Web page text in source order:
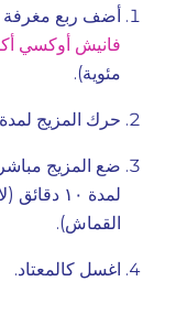
أضف ربع مغرفة (ما
فانيش أوكسي
مئوية).
حرك المزيج لمدة ٣٠ ثانية.
ضع المزيج
لمدة ١٠
القماش).
اغسل كالمعتاد.